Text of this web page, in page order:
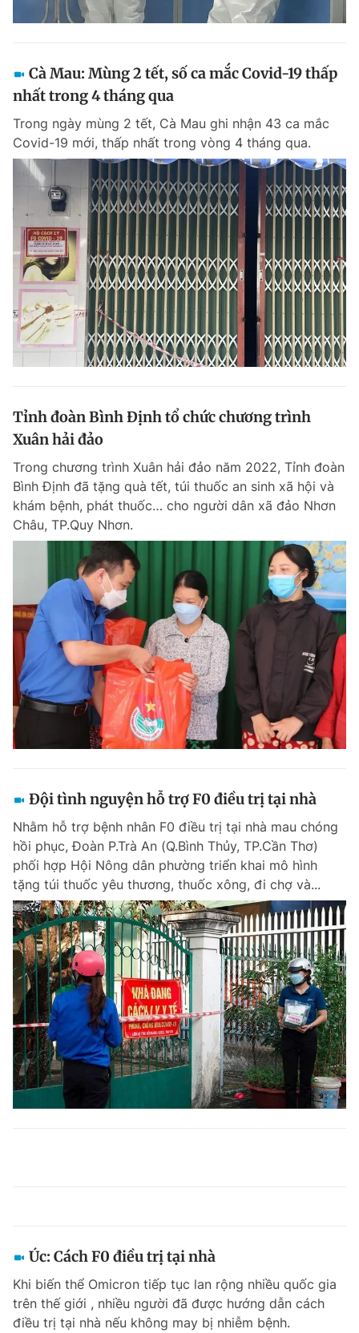
Cà Mau: Mùng 2 tết, số ca mắc Covid-19 thấp
nhất trong 4 tháng qua
Trong ngày mùng 2 tết, Cà Mau ghi nhận 43 ca mắc
Covid-19 mới, thấp nhất trong vòng 4 tháng qua.
Tỉnh đoàn Bình Định tổ chức chương trình
Xuân hải đảo
Trong chương trình Xuân hải đảo năm 2022, Tỉnh đoàn
Bình Định đã tặng quà tết, túi thuốc an sinh xã hội và
khám bệnh, phát thuốc… cho người dân xã đảo Nhơn
Châu, TP.Quy Nhơn.
Đội tình nguyện hỗ trợ F0 điều trị tại nhà
Nhằm hỗ trợ bệnh nhân F0 điều trị tại nhà mau chóng
hồi phục, Đoàn P.Trà An (Q.Bình Thủy, TP.Cần Thơ)
phối hợp Hội Nông dân phường triển khai mô hình
tặng túi thuốc yêu thương, thuốc xông, đi chợ và...
Úc: Cách F0 điều trị tại nhà
Khi biến thể Omicron tiếp tục lan rộng nhiều quốc gia
trên thế giới , nhiều người đã được hướng dẫn cách
điều trị tại nhà nếu không may bị nhiễm bệnh.